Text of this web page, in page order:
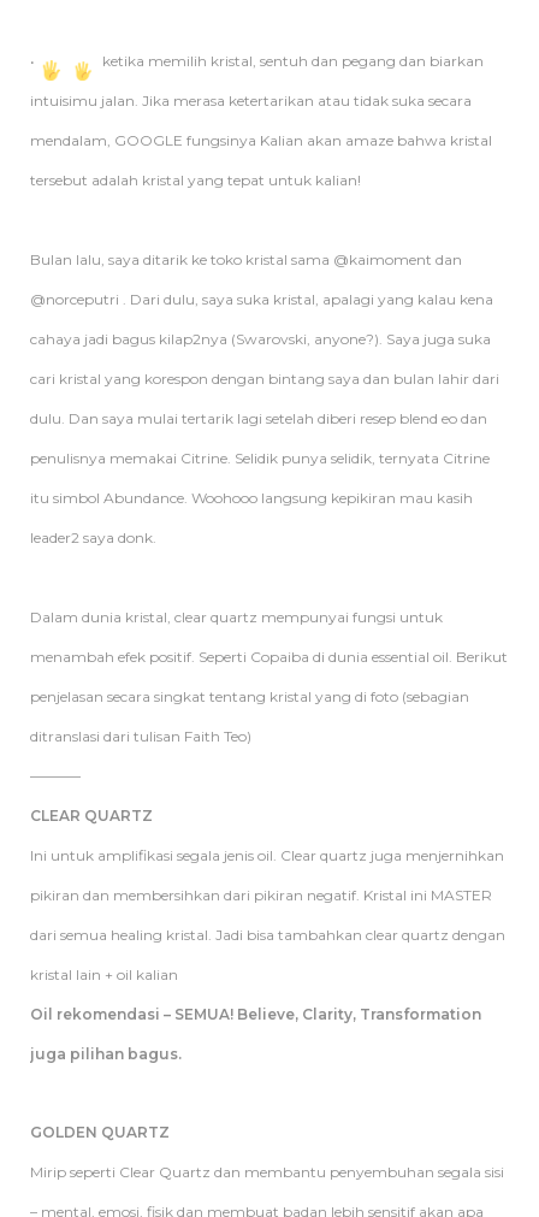
• ketika memilih kristal, sentuh dan pegang dan biarkan
intuisimu jalan. Jika merasa ketertarikan atau tidak suka secara
mendalam, GOOGLE fungsinya Kalian akan amaze bahwa kristal
tersebut adalah kristal yang tepat untuk kalian!
Bulan lalu, saya ditarik ke toko kristal sama @kaimoment dan
@norceputri . Dari dulu, saya suka kristal, apalagi yang kalau kena
cahaya jadi bagus kilap2nya (Swarovski, anyone?). Saya juga suka
cari kristal yang korespon dengan bintang saya dan bulan lahir dari
dulu. Dan saya mulai tertarik lagi setelah diberi resep blend eo dan
penulisnya memakai Citrine. Selidik punya selidik, ternyata Citrine
itu simbol Abundance. Woohooo langsung kepikiran mau kasih
leader2 saya donk.
Dalam dunia kristal, clear quartz mempunyai fungsi untuk
menambah efek positif. Seperti Copaiba di dunia essential oil. Berikut
penjelasan secara singkat tentang kristal yang di foto (sebagian
ditranslasi dari tulisan Faith Teo)
———–
CLEAR QUARTZ
Ini untuk amplifikasi segala jenis oil. Clear quartz juga menjernihkan
pikiran dan membersihkan dari pikiran negatif. Kristal ini MASTER
dari semua healing kristal. Jadi bisa tambahkan clear quartz dengan
kristal lain + oil kalian
Oil rekomendasi – SEMUA! Believe, Clarity, Transformation
juga pilihan bagus.
GOLDEN QUARTZ
Mirip seperti Clear Quartz dan membantu penyembuhan segala sisi
– mental, emosi, fisik dan membuat badan lebih sensitif akan apa